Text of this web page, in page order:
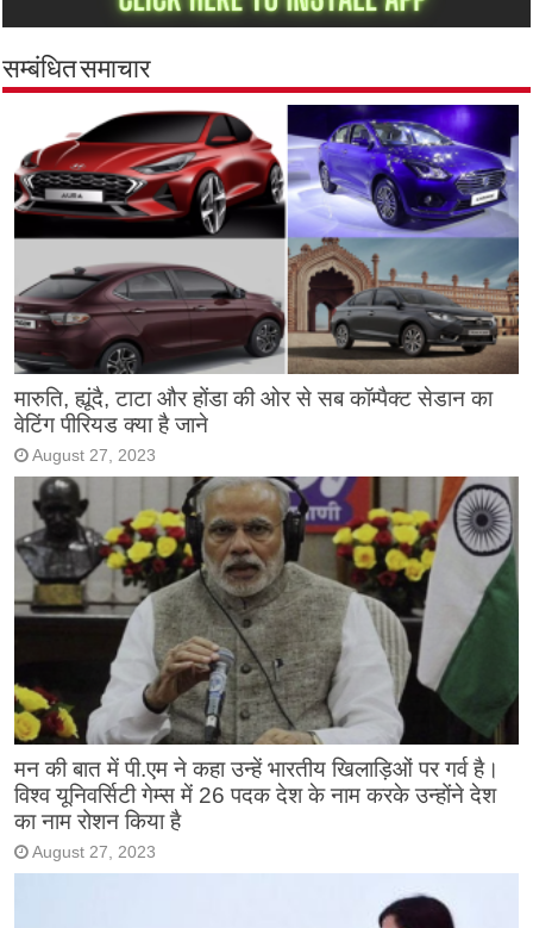
सम्बंधित समाचार
मारुति, ह्यूंदै, टाटा और होंडा की ओर से सब कॉम्पैक्ट सेडान का
वेटिंग पीरियड क्या है जाने
August 27, 2023
मन की बात में पी.एम ने कहा उन्हें भारतीय खिलाड़िओं पर गर्व है।
विश्व यूनिवर्सिटी गेम्स में 26 पदक देश के नाम करके उन्होंने देश
का नाम रोशन किया है
August 27, 2023